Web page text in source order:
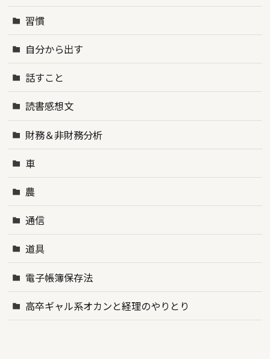
習慣
自分から出す
話すこと
読書感想文
財務＆非財務分析
車
農
通信
道具
電子帳簿保存法
高卒ギャル系オカンと経理のやりとり